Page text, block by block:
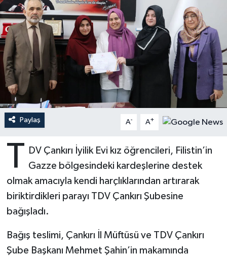
Paylaş A- A+
T DV Çankırı İyilik Evi kız öğrencileri, Filistin’in
Gazze bölgesindeki kardeşlerine destek
olmak amacıyla kendi harçlıklarından artırarak
biriktirdikleri parayı TDV Çankırı Şubesine
bağışladı.
Bağış teslimi, Çankırı İl Müftüsü ve TDV Çankırı
Şube Başkanı Mehmet Şahin’in makamında
Ardahan Müftülüğü
Artvin Müftülüğü
Aydın Müftülüğü
Balıkesir Müftülüğü
Bartın Müftülüğü
Batman Müftülüğü
Bayburt Müftülüğü
Bilecik Müftülüğü
Bitlis Müftülüğü
Kudüs
Kurban
Mukabele
Peygamberimizin Hayatı
Ramazan
Sahabeler
Hutbeler
DİYANET AKADEMİ
DİYANET GENÇLİK
DİYANET RADYO/TV
DEPREM
Dünya
Kültür-Sanat
Sağlık